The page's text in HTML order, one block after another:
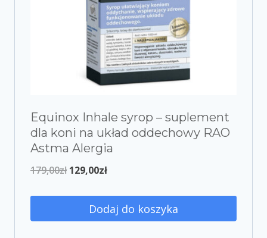
Equinox Inhale syrop – suplement
dla koni na układ oddechowy RAO
Astma Alergia
179,00zł 129,00zł
Dodaj do koszyka